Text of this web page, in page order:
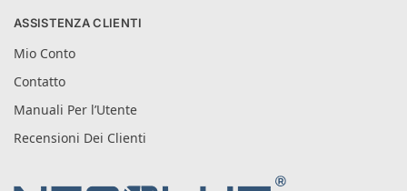
ASSISTENZA CLIENTI
Mio Conto
Contatto
Manuali Per l’Utente
Recensioni Dei Clienti